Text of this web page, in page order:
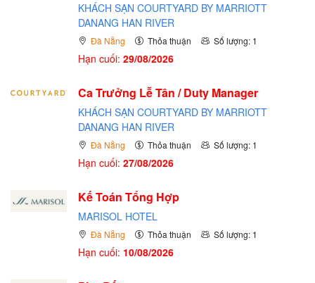
KHÁCH SẠN COURTYARD BY MARRIOTT
DANANG HAN RIVER
Đà Nẵng Thỏa thuận Số lượng: 1
Hạn cuối: 29/08/2026
Ca Trưởng Lễ Tân / Duty Manager
KHÁCH SẠN COURTYARD BY MARRIOTT
DANANG HAN RIVER
Đà Nẵng Thỏa thuận Số lượng: 1
Hạn cuối: 27/08/2026
Kế Toán Tổng Hợp
MARISOL HOTEL
Đà Nẵng Thỏa thuận Số lượng: 1
Hạn cuối: 10/08/2026